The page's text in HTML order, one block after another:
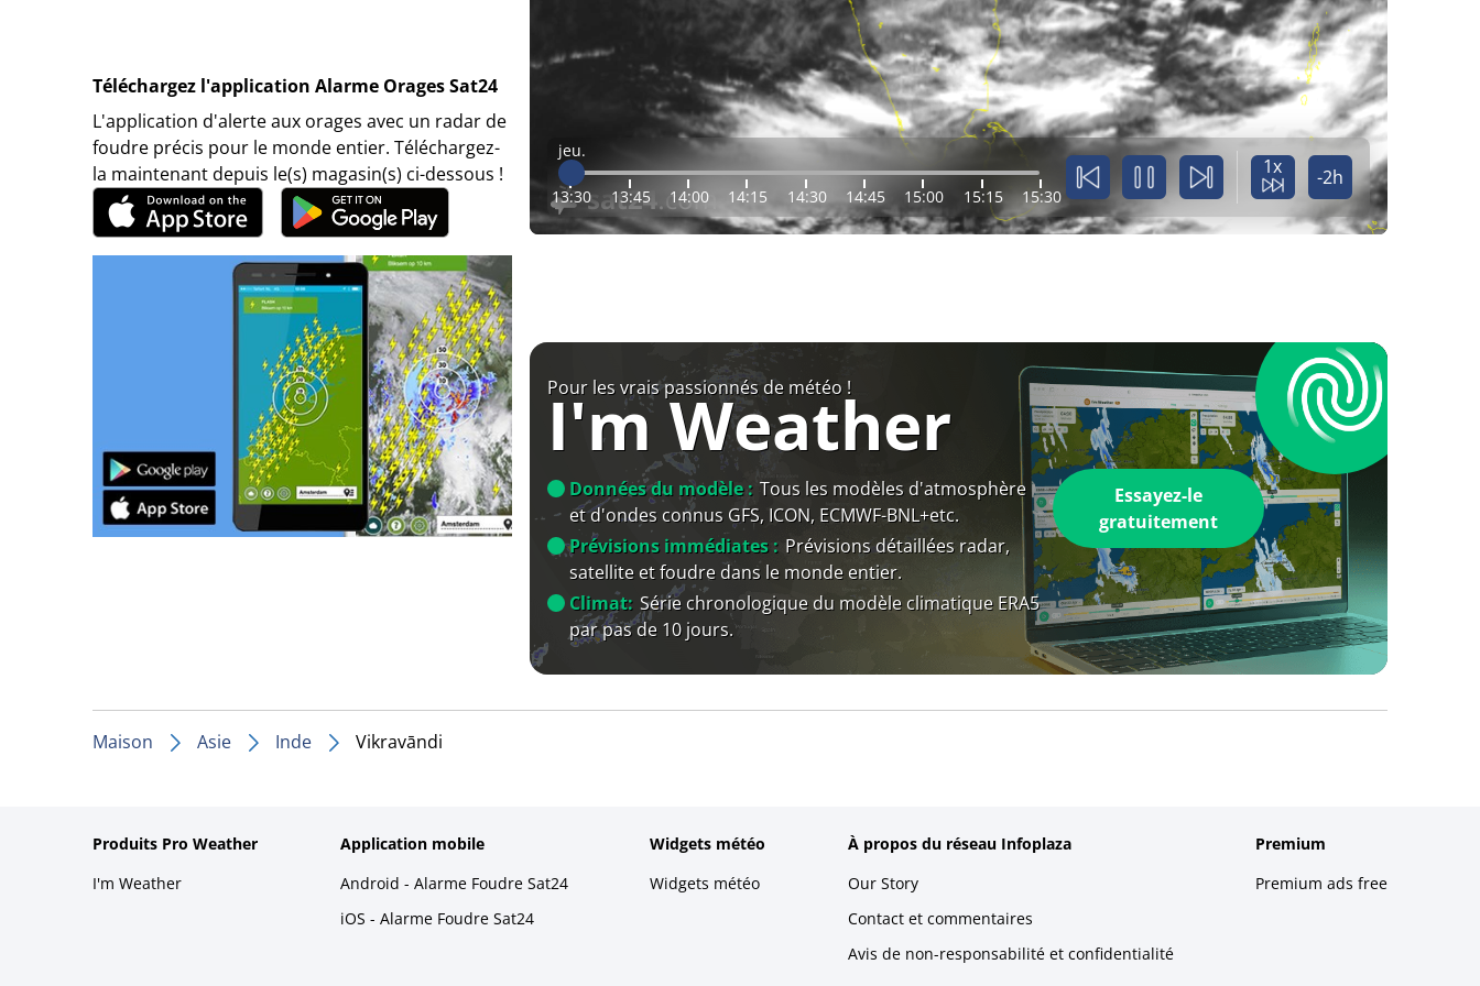
Téléchargez l'application Alarme Orages Sat24
L'application d'alerte aux orages avec un radar de
foudre précis pour le monde entier. Téléchargez-
la maintenant depuis le(s) magasin(s) ci-dessous !
jeu.
13:30 13:45 14:00 14:15 14:30 14:45 15:00 15:15 15:30
1x -2h
Pour les vrais passionnés de météo !
I'm Weather
Données du modèle : Tous les modèles d'atmosphère
et d'ondes connus GFS, ICON, ECMWF-BNL+etc.
Prévisions immédiates : Prévisions détaillées radar,
satellite et foudre dans le monde entier.
Climat: Série chronologique du modèle climatique ERA5
par pas de 10 jours.
Essayez-le
gratuitement
Maison Asie Inde Vikravāndi
Produits Pro Weather
I'm Weather
Application mobile
Android - Alarme Foudre Sat24
iOS - Alarme Foudre Sat24
Widgets météo
Widgets météo
À propos du réseau Infoplaza
Our Story
Contact et commentaires
Avis de non-responsabilité et confidentialité
Premium
Premium ads free